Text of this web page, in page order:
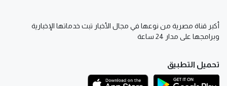
أكبر قناة مصرية من نوعها في مجال الأخبار تبث خدماتها الإخبارية
وبرامجها على مدار 24 ساعة
تحميل التطبيق